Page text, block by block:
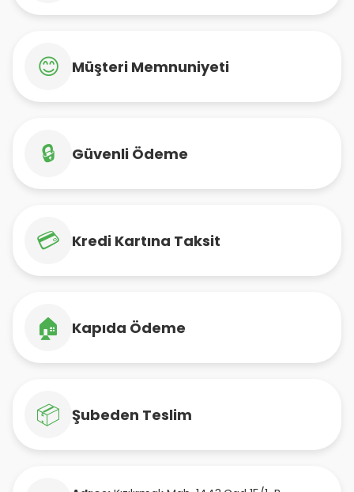
😊 Müşteri Memnuniyeti
🔒 Güvenli Ödeme
💳 Kredi Kartına Taksit
🏠 Kapıda Ödeme
📦 Şubeden Teslim